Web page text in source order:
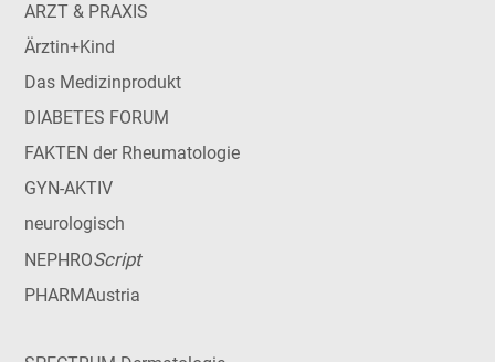
ARZT & PRAXIS
Ärztin+Kind
Das Medizinprodukt
DIABETES FORUM
FAKTEN der Rheumatologie
GYN-AKTIV
neurologisch
NEPHROScript
PHARMAustria